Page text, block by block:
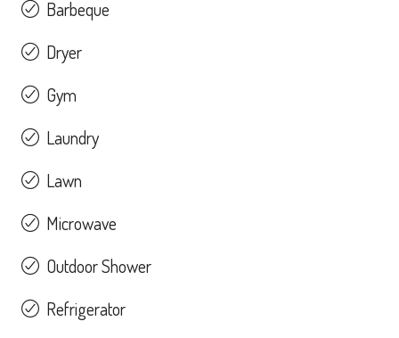
Barbeque
Dryer
Gym
Laundry
Lawn
Microwave
Outdoor Shower
Refrigerator